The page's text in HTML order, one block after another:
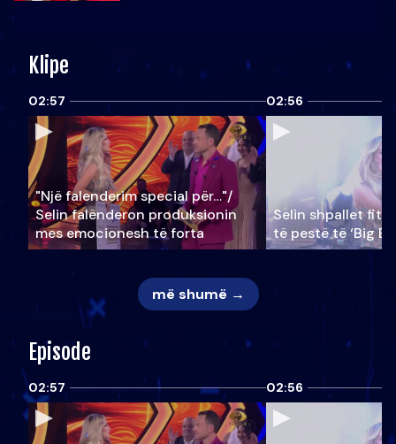
Klipe
02:57
"Një falenderim special për…"/
Selin falënderon produksionin
mes emocionesh të forta
02:56
Selin shpallet
të pestë të ‘Big
më shumë →
Episode
02:57 02:56